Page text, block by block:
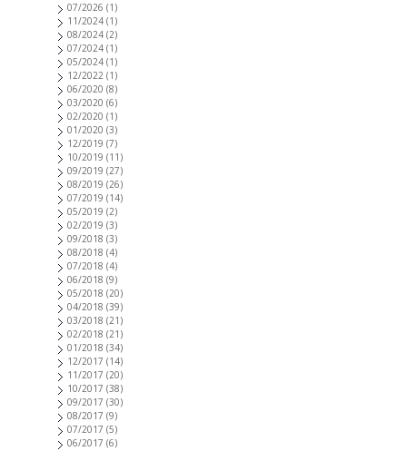
07/2026 (1)
11/2024 (1)
08/2024 (2)
07/2024 (1)
05/2024 (1)
12/2022 (1)
06/2020 (8)
03/2020 (6)
02/2020 (1)
01/2020 (3)
12/2019 (7)
10/2019 (11)
09/2019 (27)
08/2019 (26)
07/2019 (14)
05/2019 (2)
02/2019 (3)
09/2018 (3)
08/2018 (4)
07/2018 (4)
06/2018 (9)
05/2018 (20)
04/2018 (39)
03/2018 (21)
02/2018 (21)
01/2018 (34)
12/2017 (14)
11/2017 (20)
10/2017 (38)
09/2017 (30)
08/2017 (9)
07/2017 (5)
06/2017 (6)